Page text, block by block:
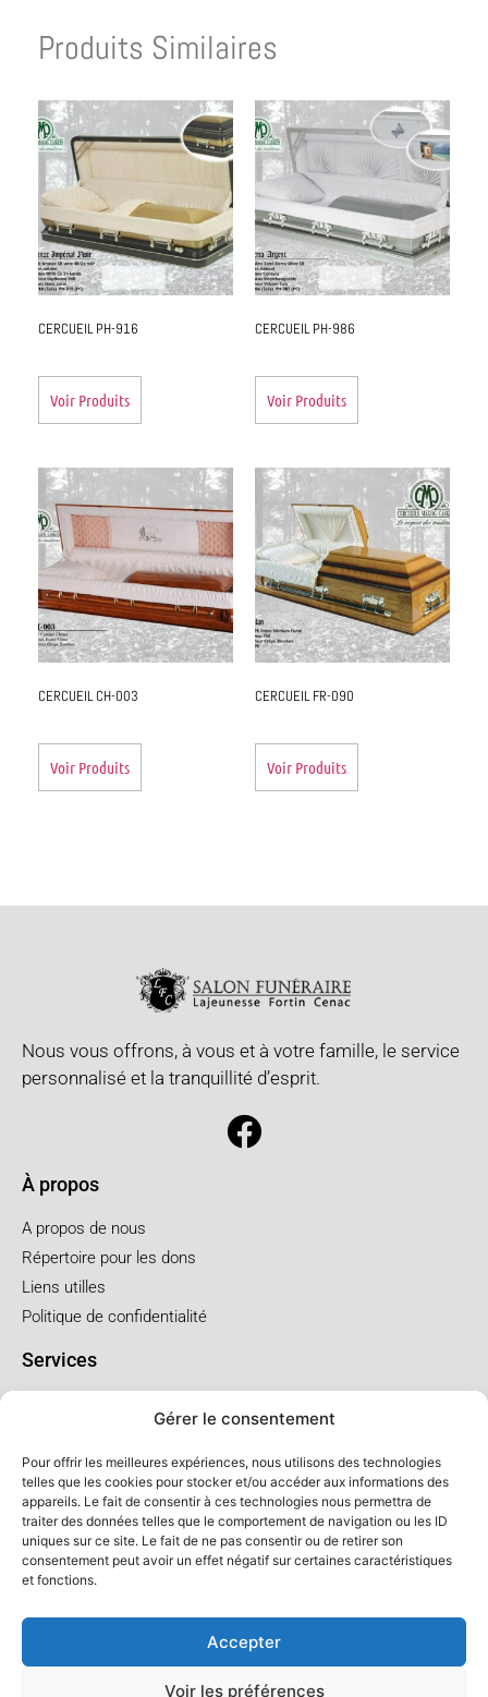
Gérer le consentement
Pour offrir les meilleures expériences, nous utilisons des technologies
telles que les cookies pour stocker et/ou accéder aux informations des
appareils. Le fait de consentir à ces technologies nous permettra de
traiter des données telles que le comportement de navigation ou les ID
uniques sur ce site. Le fait de ne pas consentir ou de retirer son
consentement peut avoir un effet négatif sur certaines caractéristiques
et fonctions.
Accepter
Voir les préférences
Produits Similaires
CERCUEIL PH-916
Voir Produits
CERCUEIL PH-986
Voir Produits
CERCUEIL CH-003
Voir Produits
CERCUEIL FR-090
Voir Produits
Nous vous offrons, à vous et à votre famille, le service
personnalisé et la tranquillité d’esprit.
À propos
A propos de nous
Répertoire pour les dons
Liens utilles
Politique de confidentialité
Services
Funérailles au salon
Forfaits et prix
Forfait crémation
Forfait service à l'église